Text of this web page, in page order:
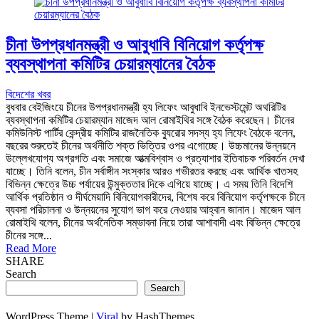
চীনা উপপ্রধানমন্ত্রী ও আবুধাবি বিনিয়োগ কর্তৃপক্ষ
ব্যবস্থাপনা কমিটির চেয়ারম্যানের বৈঠক
বিদেশের খবর
বুধবার বেইজিংয়ে চীনের উপপ্রধানমন্ত্রী হ্য লিফেং আবুধাবি ইনভেস্টমেন্ট অথরিটির
ব্যবস্থাপনা কমিটির চেয়ারম্যান মাজেদ আল রোমাইথির সঙ্গে বৈঠক করেছেন। চীনের
কমিউনিস্ট পার্টির কেন্দ্রীয় কমিটির রাজনৈতিক ব্যুরোর সদস্য হ্য লিফেং বৈঠকে বলেন,
বছরের শুরুতেই চীনের অর্থনীতি শক্ত ভিত্তির ওপর এগোচ্ছে। উচ্চমানের উন্নয়নে
উল্লেখযোগ্য অগ্রগতি এবং সমাজে আত্মবিশ্বাস ও প্রত্যাশার ইতিবাচক পরিবর্তন দেখা
যাচ্ছে। তিনি বলেন, চীন সর্বাঙ্গীন সংস্কার আরও গভীরতর করছে এবং আর্থিক খাতসহ
বিভিন্ন ক্ষেত্রে উচ্চ পর্যায়ের উন্মুক্ততার দিকে এগিয়ে যাচ্ছে। এ সময় তিনি বিদেশি
আর্থিক প্রতিষ্ঠান ও দীর্ঘমেয়াদি বিনিয়োগকারীদের, বিশেষ করে বিনিয়োগ কর্তৃপক্ষকে চীনে
ব্যবসা পরিচালনা ও উন্নয়নের সুযোগ ভাগ করে নেওয়ার আহ্বান জানান। মাজেদ আল
রোমাইথি বলেন, চীনের অর্থনৈতিক সম্ভাবনা নিয়ে তারা আশাবাদী এবং বিভিন্ন ক্ষেত্রে
চীনের সঙ্গে...
Read More
SHARE
Search
Search
WordPress Theme | Viral by HashThemes